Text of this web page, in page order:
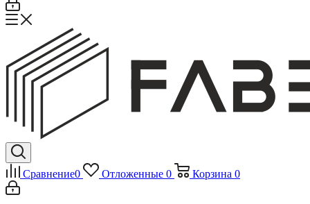
Сравнение0 Отложенные 0 Корзина 0